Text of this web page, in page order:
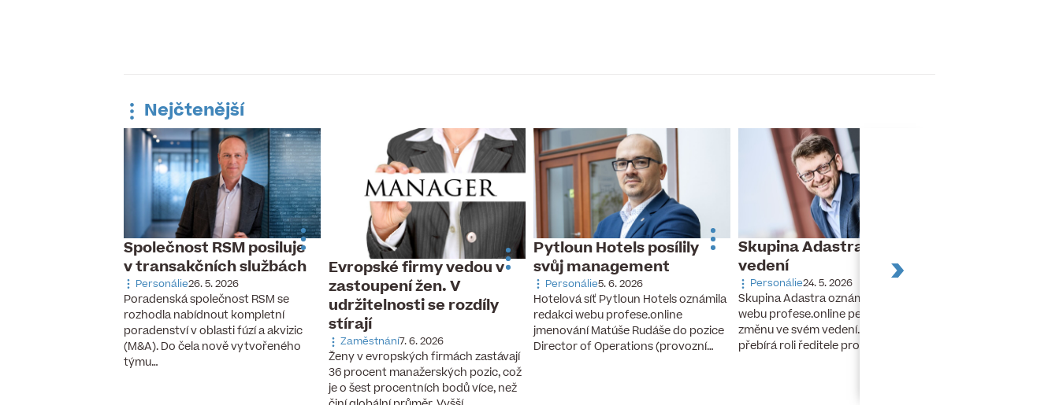
Nejčtenější
Společnost RSM posiluje
v transakčních službách
Personálie26. 5. 2026
Poradenská společnost RSM se
rozhodla nabídnout kompletní
poradenství v oblasti fúzí a akvizic
(M&A). Do čela nově vytvořeného
týmu…
Evropské firmy vedou v
zastoupení žen. V
udržitelnosti se rozdíly
stírají
Zaměstnání7. 6. 2026
Ženy v evropských firmách zastávají
36 procent manažerských pozic, což
je o šest procentních bodů více, než
Pytloun Hotels posílily
svůj management
Personálie5. 6. 2026
Hotelová síť Pytloun Hotels oznámila
redakci webu profese.online
jmenování Matúše Rudáše do pozice
Director of Operations (provozní…
Skupina Adastra mění své
vedení
Personálie24. 5. 2026
Skupina Adastra oznámila redakci
webu profese.online personální
změnu ve svém vedení. Petr Zelenka
přebírá roli ředitele pro umělou…